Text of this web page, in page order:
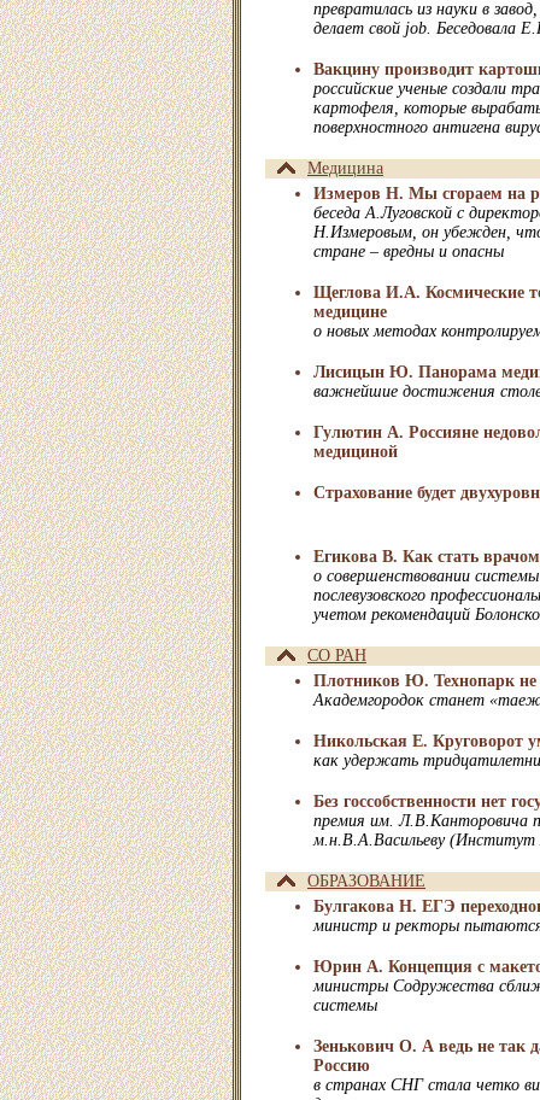
превратилась из науки в
делает свой job. Беседовала
Вакцину производит
российские ученые создали
картофеля, которые
поверхностного антигена
Медицина
Измеров Н. Мы сгораем на
беседа А.Луговской с
Н.Измеровым, он убежден,
стране – вредны и опасны
Щеглова И.А. Космические
медицине
о новых методах
Лисицын Ю. Панорама
важнейшие достижения
Гулютин А. Россияне
медициной
Страхование будет
Егикова В. Как стать
о совершенствовании системы
послевузовского
учетом рекомендаций
СО РАН
Плотников Ю. Технопарк не
Академгородок станет
Никольская Е. Круговорот
как удержать
Без госсобственности нет
премия им. Л.В.Канторовича
м.н.В.А.Васильеву
ОБРАЗОВАНИЕ
Булгакова Н. ЕГЭ
министр и ректоры пытаются
Юрин А. Концепция с
министры Содружества
системы
Зенькович О. А ведь не так
Россию
в странах СНГ стала четко